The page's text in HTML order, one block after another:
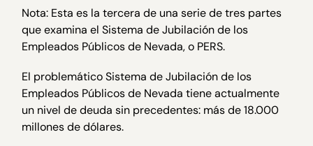
Nota: Esta es la tercera de una serie de tres partes
que examina el Sistema de Jubilación de los
Empleados Públicos de Nevada, o PERS.
El problemático Sistema de Jubilación de los
Empleados Públicos de Nevada tiene actualmente
un nivel de deuda sin precedentes: más de 18.000
millones de dólares.